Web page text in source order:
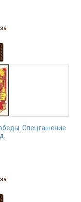
Спецгашение